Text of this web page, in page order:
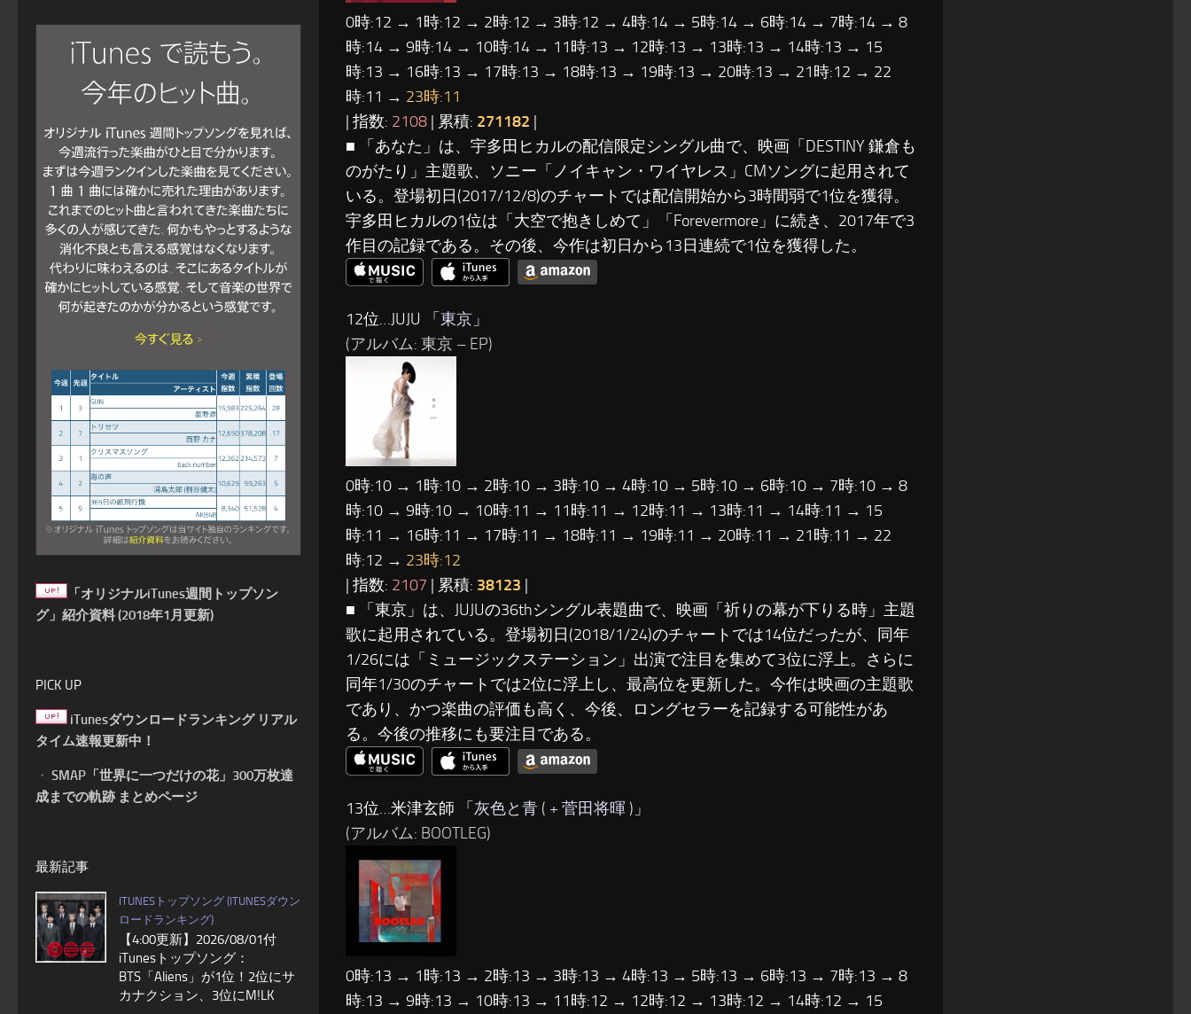
0時:12 → 1時:12 → 2時:12 → 3時:12 → 4時:14 → 5時:14 → 6時:14 → 7時:14 → 8
時:14 → 9時:14 → 10時:14 → 11時:13 → 12時:13 → 13時:13 → 14時:13 → 15
時:13 → 16時:13 → 17時:13 → 18時:13 → 19時:13 → 20時:13 → 21時:12 → 22
時:11 → 23時:11
| 指数: 2108 | 累積: 271182 |
■ 「あなた」は、宇多田ヒカルの配信限定シングル曲で、映画「DESTINY 鎌倉も
のがたり」主題歌、ソニー「ノイキャン・ワイヤレス」CMソングに起用されて
いる。登場初日(2017/12/8)のチャートでは配信開始から3時間弱で1位を獲得。
宇多田ヒカルの1位は「大空で抱きしめて」「Forevermore」に続き、2017年で3
作目の記録である。その後、今作は初日から13日連続で1位を獲得した。
12位…JUJU 「 東京 」
(アルバム: 東京 – EP)
0時:10 → 1時:10 → 2時:10 → 3時:10 → 4時:10 → 5時:10 → 6時:10 → 7時:10 → 8
時:10 → 9時:10 → 10時:11 → 11時:11 → 12時:11 → 13時:11 → 14時:11 → 15
時:11 → 16時:11 → 17時:11 → 18時:11 → 19時:11 → 20時:11 → 21時:11 → 22
時:12 → 23時:12
| 指数: 2107 | 累積: 38123 |
■ 「東京」は、JUJUの36thシングル表題曲で、映画「祈りの幕が下りる時」主題
歌に起用されている。登場初日(2018/1/24)のチャートでは14位だったが、同年
1/26には「ミュージックステーション」出演で注目を集めて3位に浮上。さらに
同年1/30のチャートでは2位に浮上し、最高位を更新した。今作は映画の主題歌
であり、かつ楽曲の評価も高く、今後、ロングセラーを記録する可能性があ
る。今後の推移にも要注目である。
13位…米津玄師 「灰色と青 ( + 菅田将暉 ) 」
(アルバム: BOOTLEG)
0時:13 → 1時:13 → 2時:13 → 3時:13 → 4時:13 → 5時:13 → 6時:13 → 7時:13 → 8
時:13 → 9時:13 → 10時:13 → 11時:12 → 12時:12 → 13時:12 → 14時:12 → 15
「オリジナルiTunes週間トップソン
グ」紹介資料 (2018年1月更新)
PICK UP
iTunesダウンロードランキング リアル
タイム速報更新中！
・ SMAP「世界に一つだけの花」300万枚達
成までの軌跡 まとめページ
最新記事
ITUNESトップソング (ITUNESダウン
ロードランキング)
【4:00更新】2026/08/01付
iTunesトップソング：
BTS「Aliens」が1位！2位にサ
カナクション、3位にM!LK